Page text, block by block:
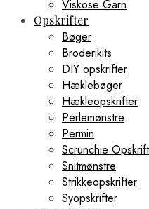
Viskose Garn
Opskrifter
Bøger
Broderikits
DIY opskrifter
Hæklebøger
Hækleopskrifter
Perlemønstre
Permin
Scrunchie
Snitmønstre
Strikkeopskrifter
Syopskrifter